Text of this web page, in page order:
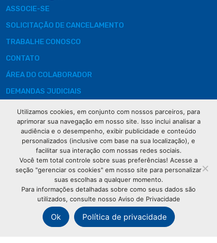
ASSOCIE-SE
SOLICITAÇÃO DE CANCELAMENTO
TRABALHE CONOSCO
CONTATO
ÁREA DO COLABORADOR
DEMANDAS JUDICIAIS
Rua XV de
Novembro, 621
Curitiba
CEP: 80020-310
(41) 3320-
2929
Utilizamos cookies, em conjunto com nossos parceiros, para
aprimorar sua navegação em nosso site. Isso inclui analisar a
audiência e o desempenho, exibir publicidade e conteúdo
personalizados (inclusive com base na sua localização), e
facilitar sua interação com nossas redes sociais.
Você tem total controle sobre suas preferências! Acesse a
seção "gerenciar os cookies" em nosso site para personalizar
suas escolhas a qualquer momento.
Para informações detalhadas sobre como seus dados são
utilizados, consulte nosso Aviso de Privacidade
Ok Política de privacidade